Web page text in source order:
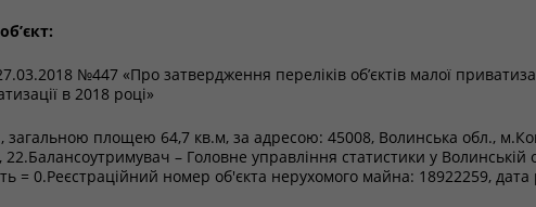
№447 «Про затвердження переліків об’єктів малої
в 2018 році»
загальною площею 64,7 кв.м, за адресою: 45008, Волинська обл.,
– Головне управління статистики у Волинській
= 0.Реєстраційний номер об'єкта нерухомого майна: 18922259, дата